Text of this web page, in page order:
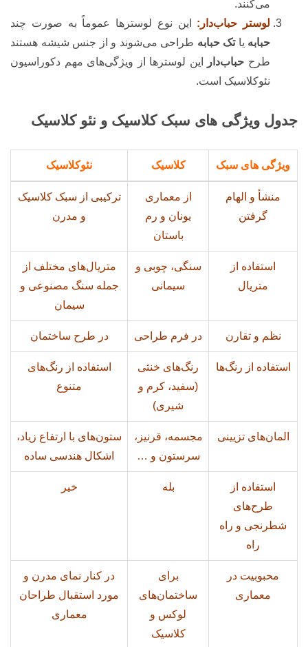
می‌کنند.
لوستر حباب‌دار: این نوع لوسترها عموماً به صورت چند
حبابه یاتک حبابه طراحی می‌شوند و از جنس شیشه هستند
طرح حباب‌دار
این لوسترها از ویژگی‌های مهم دکوراسیون
نئوکلاسیک است.
جدول ویژگی های سبک کلاسیک و نئو کلاسیک
ویژگی های سبک کلاسیک نئوکلاسیک
منشأ و الهام
گرفتن
از معماری
یونان و رم
باستان
ترکیبی از سبک کلاسیک
و مدرن
استفاده از
متریال
سنگی، چوبی و
سیمانی
متریال‌های مختلف از
جمله سنگ مصنوعی و
سیمان
نظم و تقارن در فرم طراحی در طرح ساختمان
استفاده از رنگ‌ها
رنگ‌های خنثی
(سفید، کرم و
شیری)
استفاده از رنگ‌های
متنوع
المان‌های تزیینی
مجسمه، قرنیز،
سرستون و …
ستون‌های با ارتفاع زیاد،
اشکال هندسی ساده
استفاده از
طرح‌های
شطرنجی و راه
راه
بله خیر
محبوبیت در
معماری
برای
ساختمان‌های
لوکس و
کلاسیک
در کنار نمای مدرن و
مورد استقبال طراحان
معماری